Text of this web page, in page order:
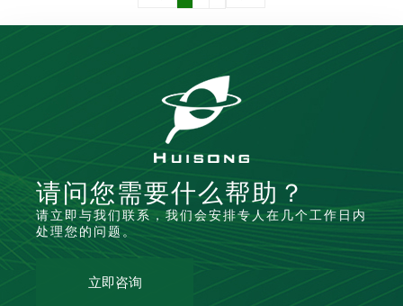
造商，是探索功能性食品、膳食补充剂
及个人护理领域前沿趋势的重要平台。
请问您需要什么帮助？
请立即与我们联系，我们会安排专人在几个工作日内
处理您的问题。
立即咨询